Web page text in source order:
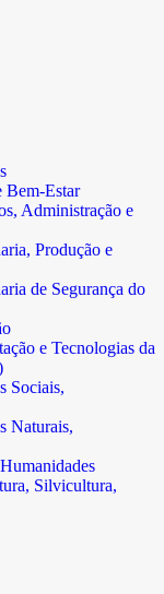
Bem-Estar
Administração e
Produção e
de Segurança do
e Tecnologias da
Sociais,
Naturais,
Silvicultura,